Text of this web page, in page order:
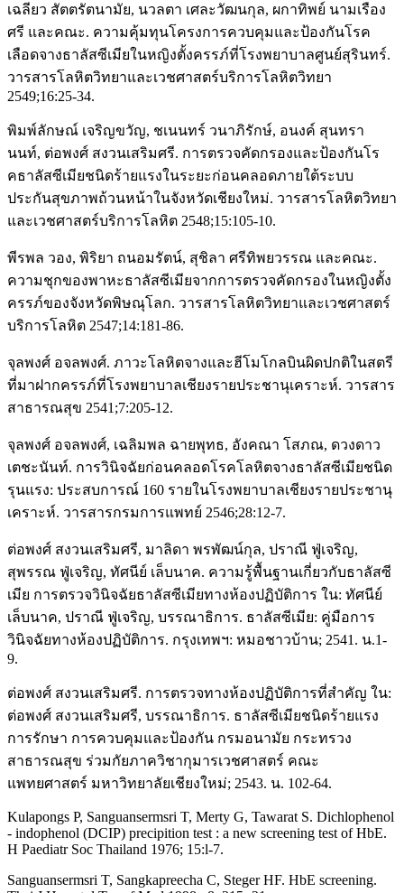
เฉลียว สัตตรัตนามัย, นวลตา เศละวัฒนกุล, ผกาทิพย์ นามเรือง
ศรี และคณะ. ความคุ้มทุนโครงการควบคุมและป้องกันโรค
เลือดจางธาลัสซีเมียในหญิงตั้งครรภ์ที่โรงพยาบาลศูนย์สุรินทร์.
วารสารโลหิตวิทยาและเวชศาสตร์บริการโลหิตวิทยา
2549;16:25-34.
พิมพ์ลักษณ์ เจริญขวัญ, ชเนนทร์ วนาภิรักษ์, อนงค์ สุนทรา
นนท์, ต่อพงศ์ สงวนเสริมศรี. การตรวจคัดกรองและป้องกันโร
คธาลัสซีเมียชนิดร้ายแรงในระยะก่อนคลอดภายใต้ระบบ
ประกันสุขภาพถ้วนหน้าในจังหวัดเชียงใหม่. วารสารโลหิตวิทยา
และเวชศาสตร์บริการโลหิต 2548;15:105-10.
พีรพล วอง, พิริยา ถนอมรัตน์, สุชิลา ศรีทิพยวรรณ และคณะ.
ความชุกของพาหะธาลัสซีเมียจากการตรวจคัดกรองในหญิงตั้ง
ครรภ์ของจังหวัดพิษณุโลก. วารสารโลหิตวิทยาและเวชศาสตร์
บริการโลหิต 2547;14:181-86.
จุลพงศ์ อจลพงศ์. ภาวะโลหิตจางและฮีโมโกลบินผิดปกติในสตรี
ที่มาฝากครรภ์ที่โรงพยาบาลเชียงรายประชานุเคราะห์. วารสาร
สาธารณสุข 2541;7:205-12.
จุลพงศ์ อจลพงศ์, เฉลิมพล ฉายพุทธ, อังคณา โสภณ, ดวงดาว
เตชะนันท์. การวินิจฉัยก่อนคลอดโรคโลหิตจางธาลัสซีเมียชนิด
รุนแรง: ประสบการณ์ 160 รายในโรงพยาบาลเชียงรายประชานุ
เคราะห์. วารสารกรมการแพทย์ 2546;28:12-7.
ต่อพงศ์ สงวนเสริมศรี, มาลิดา พรพัฒน์กุล, ปราณี ฟู่เจริญ,
สุพรรณ ฟู่เจริญ, ทัศนีย์ เล็บนาค. ความรู้พื้นฐานเกี่ยวกับธาลัสซี
เมีย การตรวจวินิจฉัยธาลัสซีเมียทางห้องปฏิบัติการ ใน: ทัศนีย์
เล็บนาค, ปราณี ฟู่เจริญ, บรรณาธิการ. ธาลัสซีเมีย: คู่มือการ
วินิจฉัยทางห้องปฏิบัติการ. กรุงเทพฯ: หมอชาวบ้าน; 2541. น.1-
9.
ต่อพงศ์ สงวนเสริมศรี. การตรวจทางห้องปฏิบัติการที่สำคัญ ใน:
ต่อพงศ์ สงวนเสริมศรี, บรรณาธิการ. ธาลัสซีเมียชนิดร้ายแรง
การรักษา การควบคุมและป้องกัน กรมอนามัย กระทรวง
สาธารณสุข ร่วมกัยภาควิชากุมารเวชศาสตร์ คณะ
แพทยศาสตร์ มหาวิทยาลัยเชียงใหม่; 2543. น. 102-64.
Kulapongs P, Sanguansermsri T, Merty G, Tawarat S. Dichlophenol
- indophenol (DCIP) precipition test : a new screening test of HbE.
H Paediatr Soc Thailand 1976; 15:l-7.
Sanguansermsri T, Sangkapreecha C, Steger HF. HbE screening.